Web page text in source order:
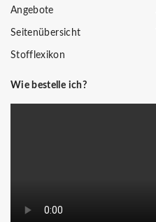
Angebote
Seitenübersicht
Stofflexikon
Wie bestelle ich?